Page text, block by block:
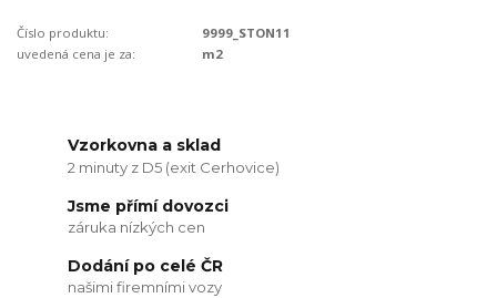
Číslo produktu:
9999_STON11
uvedená cena je za:
m2
Vzorkovna a sklad
2 minuty z D5 (exit Cerhovice)
Jsme přímí dovozci
záruka nízkých cen
Dodání po celé ČR
našimi firemními vozy